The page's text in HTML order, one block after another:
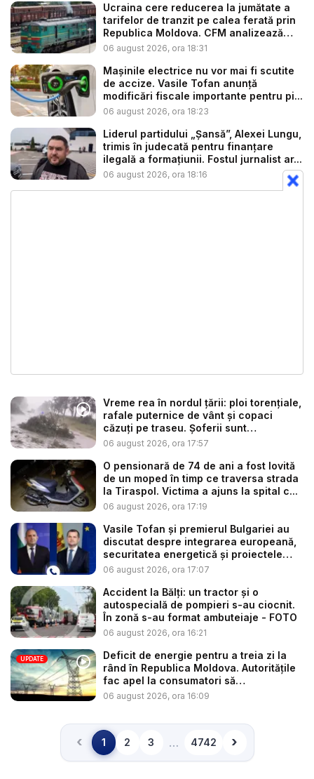
Ucraina cere reducerea la jumătate a
tarifelor de tranzit pe calea ferată prin
Republica Moldova. CFM analizează
so...
06 august 2026, ora 18:31
Mașinile electrice nu vor mai fi scutite
de accize. Vasile Tofan anunță
modificări fiscale importante pentru pi...
06 august 2026, ora 18:23
Liderul partidului „Șansă”, Alexei Lungu,
trimis în judecată pentru finanțare
ilegală a formațiunii. Fostul jurnalist ar...
06 august 2026, ora 18:16
Vreme rea în nordul țării: ploi torențiale,
rafale puternice de vânt și copaci
căzuți pe traseu. Șoferii sunt
îndemnaț...
06 august 2026, ora 17:57
O pensionară de 74 de ani a fost lovită
de un moped în timp ce traversa strada
la Tiraspol. Victima a ajuns la spital c...
06 august 2026, ora 17:19
Vasile Tofan și premierul Bulgariei au
discutat despre integrarea europeană,
securitatea energetică și proiectele
co...
06 august 2026, ora 17:07
Accident la Bălți: un tractor și o
autospecială de pompieri s-au ciocnit.
În zonă s-au format ambuteiaje - FOTO
06 august 2026, ora 16:21
UPDATE
Deficit de energie pentru a treia zi la
rând în Republica Moldova. Autoritățile
fac apel la consumatori să
economisea...
06 august 2026, ora 16:09
‹Înapoi
1 2 3 … 4742 Înainte
›